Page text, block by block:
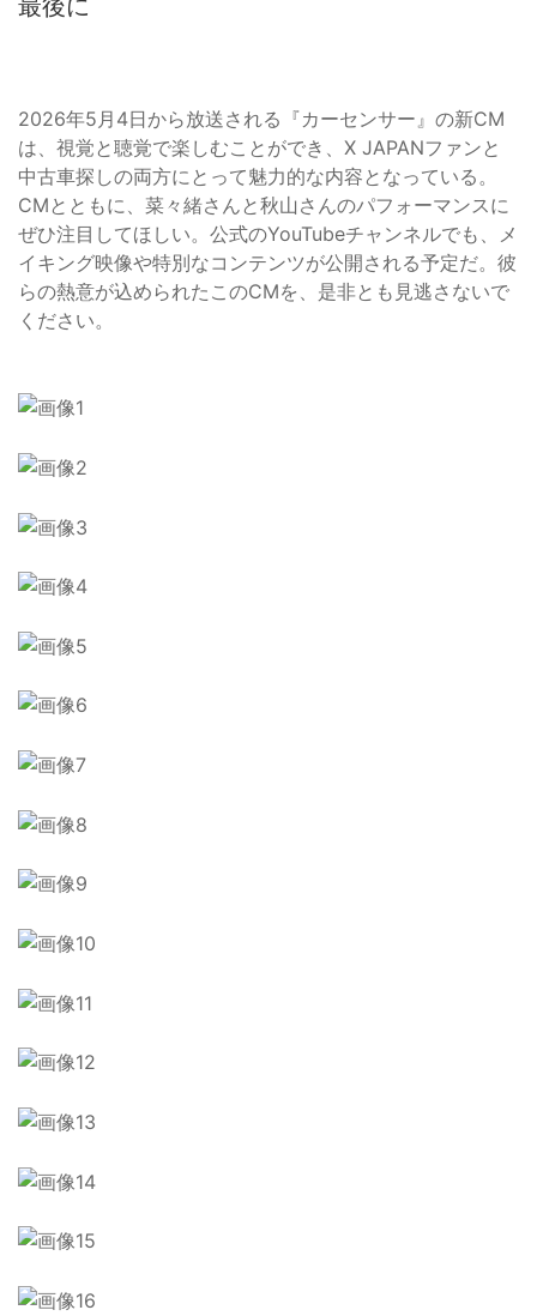
2026年5月4日から放送される『カーセンサー』の新CM
は、視覚と聴覚で楽しむことができ、X JAPANファンと
中古車探しの両方にとって魅力的な内容となっている。
CMとともに、菜々緒さんと秋山さんのパフォーマンスに
ぜひ注目してほしい。公式のYouTubeチャンネルでも、メ
イキング映像や特別なコンテンツが公開される予定だ。彼
らの熱意が込められたこのCMを、是非とも見逃さないで
ください。